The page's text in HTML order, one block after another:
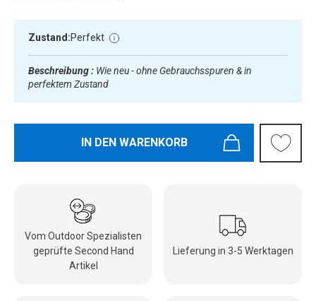
Zustand:Perfekt
Beschreibung : Wie neu - ohne Gebrauchsspuren & in
perfektem Zustand
IN DEN WARENKORB
Vom Outdoor Spezialisten
geprüfte Second Hand
Artikel
Lieferung in 3-5 Werktagen